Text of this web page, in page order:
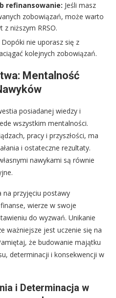
refinansowanie: Jeśli masz
zobowiązań, może warto
z niższym RRSO.
Dopóki nie uporasz się z
kolejnych zobowiązań.
Mentalność
posiadanej wiedzy i
wszystkim mentalności.
pracy i przyszłości, ma
i ostateczne rezultaty.
nawykami są równie
na przyjęciu postawy
wierze w swoje
do wyzwań. Unikanie
ważniejsze jest uczenie się na
że budowanie majątku
determinacji i konsekwencji w
i Determinacja w